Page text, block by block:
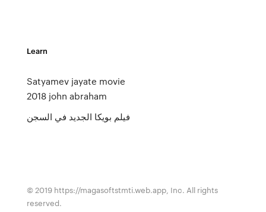
Learn
Satyamev jayate movie
2018 john abraham
فيلم بويكا الجديد في السجن
© 2019 https://magasoftstmti.web.app, Inc. All rights
reserved.